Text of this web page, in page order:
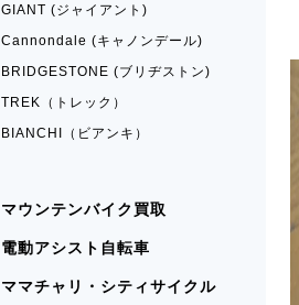
GIANT (ジャイアント)
Cannondale (キャノンデール)
BRIDGESTONE (ブリヂストン)
TREK（トレック）
BIANCHI（ビアンキ）
マウンテンバイク買取
電動アシスト自転車
ママチャリ・シティサイクル